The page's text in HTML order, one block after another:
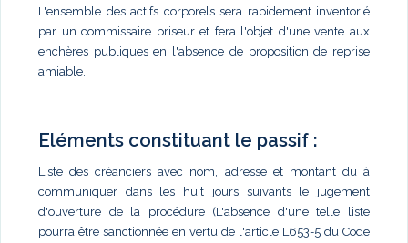
L'ensemble des actifs corporels sera rapidement inventorié
par un commissaire priseur et fera l'objet d'une vente aux
enchères publiques en l'absence de proposition de reprise
amiable.
Eléments constituant le passif :
Liste des créanciers avec nom, adresse et montant du à
communiquer dans les huit jours suivants le jugement
d'ouverture de la procédure (L'absence d'une telle liste
pourra être sanctionnée en vertu de l'article L653-5 du Code